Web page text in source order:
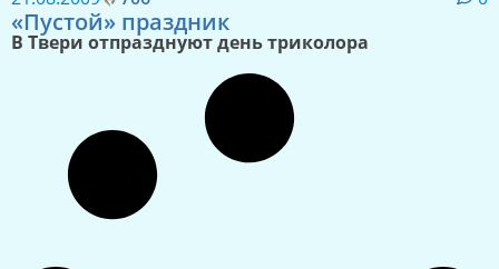
«Пустой» праздник
В Твери отпразднуют день триколора